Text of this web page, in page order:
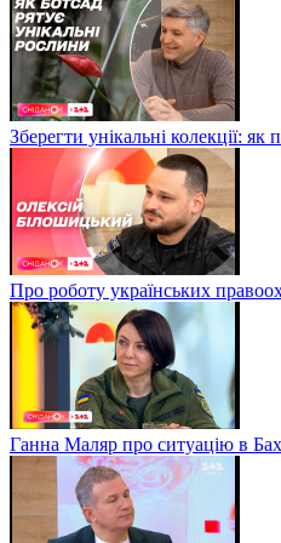
Зберегти унікальні колекції:
Про роботу українських
Ганна Маляр про ситуацію в